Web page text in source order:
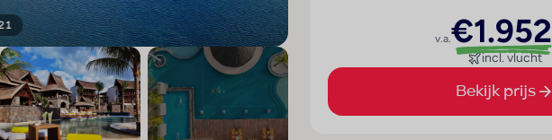
v.a.€1.952
incl. vlucht
Bekijk prijs